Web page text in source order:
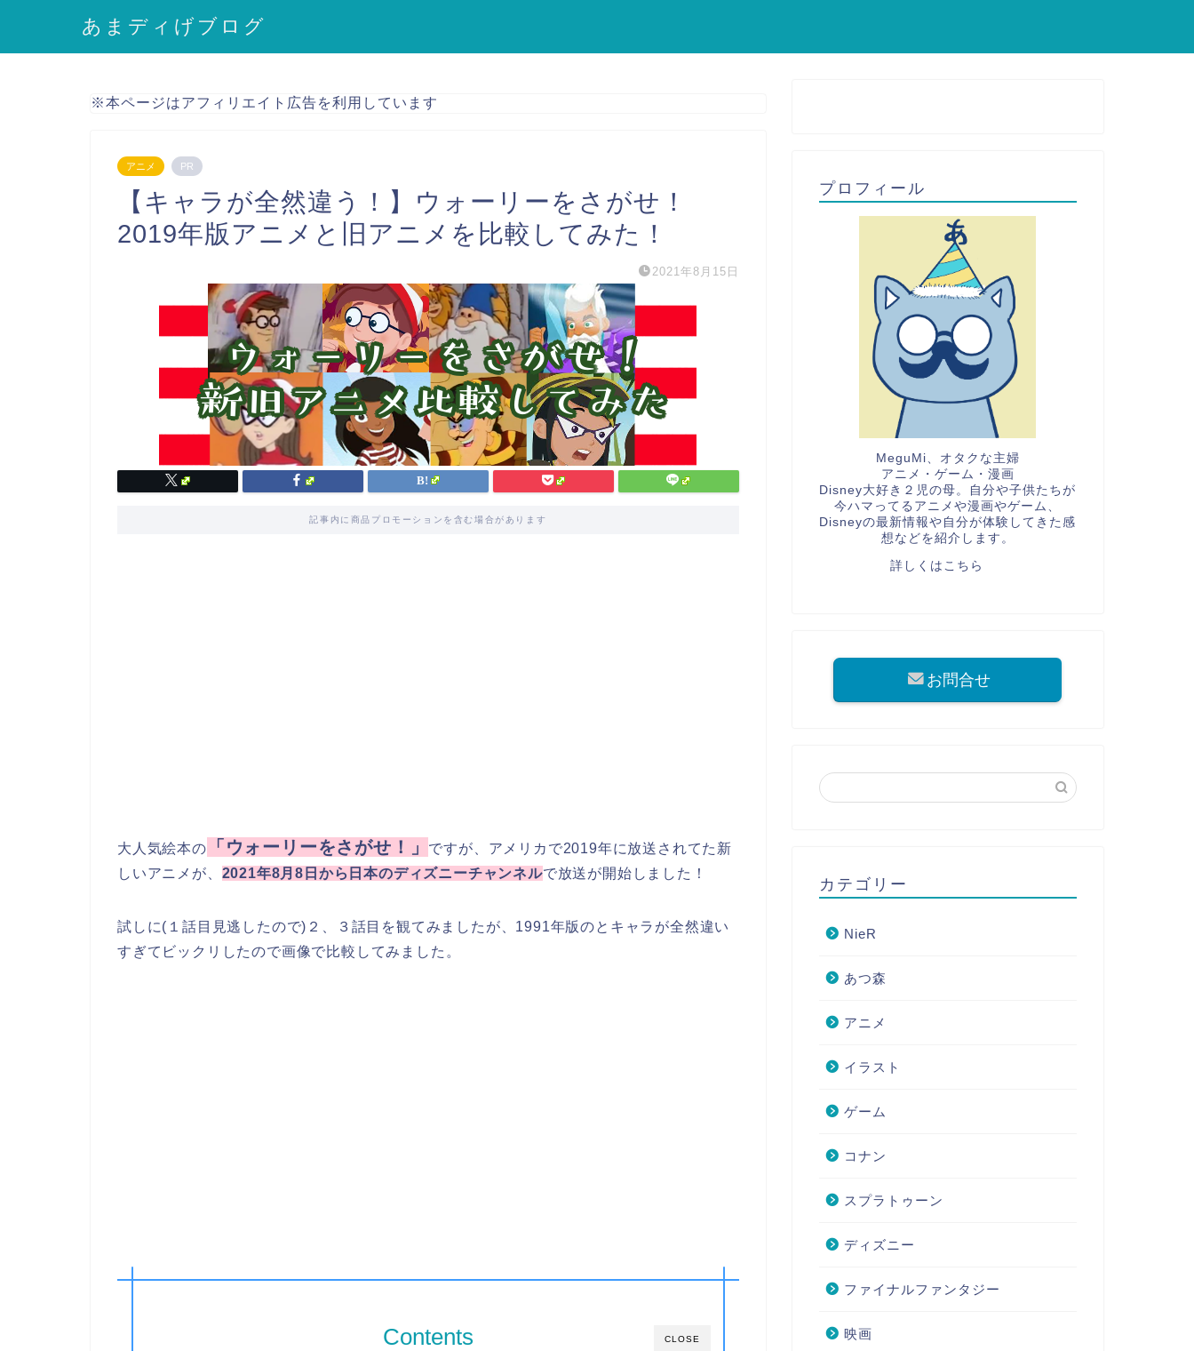
あまディげブログ
※本ページはアフィリエイト広告を利用しています
アニメ PR
【キャラが全然違う！】ウォーリーをさがせ！
2019年版アニメと旧アニメを比較してみた！
2021年8月15日
記事内に商品プロモーションを含む場合があります
大人気絵本の 「ウォーリーをさがせ！」
ですが、アメリカで2019年に放送されてた新
しいアニメが、 2021年8月8日から日本のディズニーチャンネルで放送が開始しました！
試しに(１話目見逃したので)２、３話目を観てみましたが、1991年版のとキャラが全然違い
すぎてビックリしたので画像で比較してみました。
CLOSE
Contents
プロフィール
MeguMi、オタクな主婦
アニメ・ゲーム・漫画
Disney大好き２児の母。自分や子供たちが
今ハマってるアニメや漫画やゲーム、
Disneyの最新情報や自分が体験してきた感
想などを紹介します。
詳しくはこちら
お問合せ
カテゴリー
NieR
あつ森
アニメ
イラスト
ゲーム
コナン
スプラトゥーン
ディズニー
ファイナルファンタジー
映画